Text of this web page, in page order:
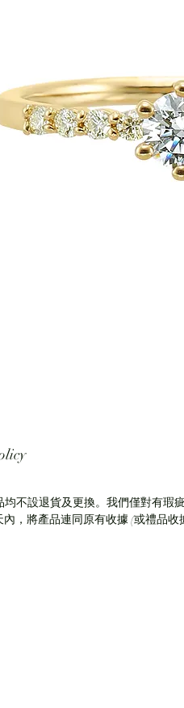
不設退貨及更換。我們僅對有瑕
，將產品連同原有收據 (或禮品